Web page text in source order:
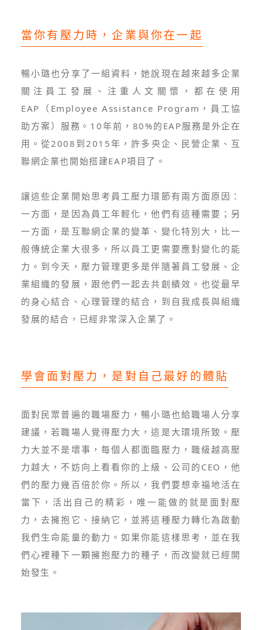
當你有壓力時，企業與你在一起
暢小璐也分享了一組資料，她說現在越來越多企業
關注員工發展、注重人文關懷，都在使用
EAP（Employee Assistance Program，員工協
助方案）服務。10年前，80%的EAP服務是外企在
用。從2008到2015年，許多央企、民營企業、互
聯網企業也開始搭建EAP項目了。
讓這些企業開始思考員工壓力環節有兩方面原因：
一方面，是因為員工年輕化，他們有這種需要；另
一方面，是互聯網企業的變革、變化特別大，比一
般傳統企業大很多，所以員工更需要應對變化的能
力。到今天，壓力管理更多是伴隨著員工發展、企
業組織的發展，跟他們一起去共創績效。也從最早
的身心結合、心理管理的結合，到自我成長與組織
發展的結合，已經非常深入企業了。
學會面對壓力，是對自己最好的體貼
面對民眾普遍的職場壓力，暢小璐也給職場人分享
建議，若職場人覺得壓力大，這是大環境所致。壓
力大並不是壞事，每個人都面臨壓力，職級越高壓
力越大，不妨向上看看你的上級、公司的CEO，他
們的壓力幾百倍於你。所以，我們要想幸福地活在
當下，活出自己的精彩，唯一能做的就是面對壓
力，去擁抱它、接納它，並將這種壓力轉化為啟動
我們生命能量的動力。如果你能這樣思考，並在我
們心裡種下一顆擁抱壓力的種子，而改變就已經開
始發生。